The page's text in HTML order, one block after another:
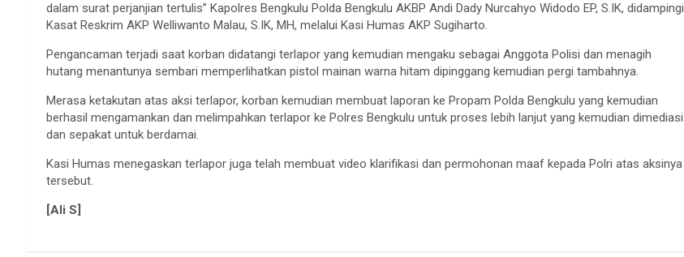
dalam surat perjanjian tertulis” Kapolres Bengkulu Polda Bengkulu AKBP Andi Dady Nurcahyo Widodo EP, S.IK, didampingi
Kasat Reskrim AKP Welliwanto Malau, S.IK, MH, melalui Kasi Humas AKP Sugiharto.
Pengancaman terjadi saat korban didatangi terlapor yang kemudian mengaku sebagai Anggota Polisi dan menagih
hutang menantunya sembari memperlihatkan pistol mainan warna hitam dipinggang kemudian pergi tambahnya.
Merasa ketakutan atas aksi terlapor, korban kemudian membuat laporan ke Propam Polda Bengkulu yang kemudian
berhasil mengamankan dan melimpahkan terlapor ke Polres Bengkulu untuk proses lebih lanjut yang kemudian dimediasi
dan sepakat untuk berdamai.
Kasi Humas menegaskan terlapor juga telah membuat video klarifikasi dan permohonan maaf kepada Polri atas aksinya
tersebut.
[Ali S]